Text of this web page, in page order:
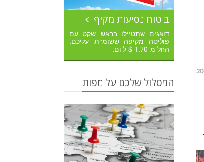
.
ביטוח נסיעות מקיף
דואגים שתטיילו בראש שקט עם
פוליסה מקיפה ששומרת עליכם.
החל מ-1.70 $ ליום.
המסלול שלכם על מפות